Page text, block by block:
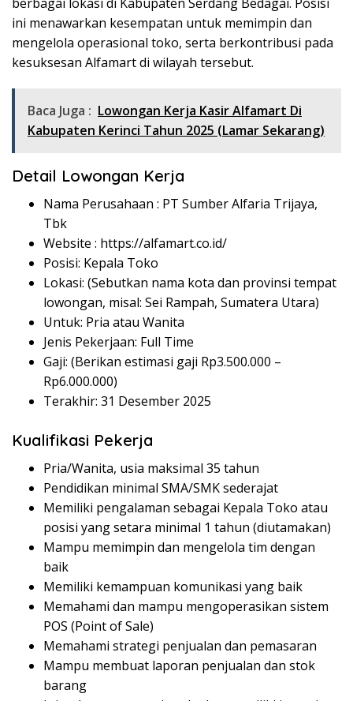
ini menawarkan kesempatan untuk memimpin dan
mengelola operasional toko, serta berkontribusi pada
kesuksesan Alfamart di wilayah tersebut.
Baca Juga : Lowongan Kerja Kasir Alfamart Di
Kabupaten Kerinci Tahun 2025 (Lamar Sekarang)
Detail Lowongan Kerja
Nama Perusahaan : PT Sumber Alfaria Trijaya,
Tbk
Website : https://alfamart.co.id/
Posisi: Kepala Toko
Lokasi: (Sebutkan nama kota dan provinsi tempat
lowongan, misal: Sei Rampah, Sumatera Utara)
Untuk: Pria atau Wanita
Jenis Pekerjaan: Full Time
Gaji: (Berikan estimasi gaji Rp3.500.000 –
Rp6.000.000)
Terakhir: 31 Desember 2025
Kualifikasi Pekerja
Pria/Wanita, usia maksimal 35 tahun
Pendidikan minimal SMA/SMK sederajat
Memiliki pengalaman sebagai Kepala Toko atau
posisi yang setara minimal 1 tahun (diutamakan)
Mampu memimpin dan mengelola tim dengan
baik
Memiliki kemampuan komunikasi yang baik
Memahami dan mampu mengoperasikan sistem
POS (Point of Sale)
Memahami strategi penjualan dan pemasaran
Mampu membuat laporan penjualan dan stok
barang